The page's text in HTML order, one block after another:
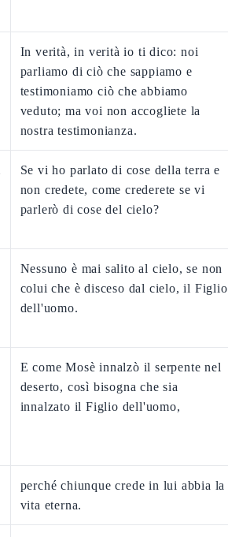
In verità, in verità io ti dico: noi
parliamo di ciò che sappiamo e
testimoniamo ciò che abbiamo
veduto; ma voi non accogliete la
nostra testimonianza.
Se vi ho parlato di cose della terra e
non credete, come crederete se vi
parlerò di cose del cielo?
Nessuno è mai salito al cielo, se non
colui che è disceso dal cielo, il Figlio
dell'uomo.
E come Mosè innalzò il serpente nel
deserto, così bisogna che sia
innalzato il Figlio dell'uomo,
perché chiunque crede in lui abbia la
vita eterna.